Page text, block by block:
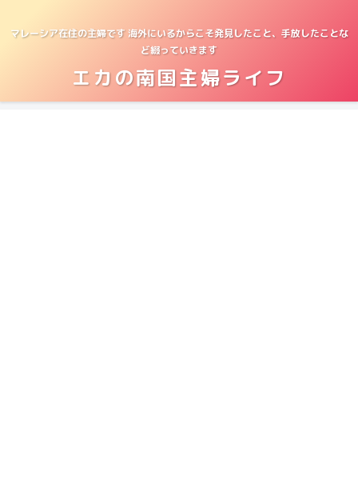
マレーシア在住の主婦です 海外にいるからこそ発見したこと、手放したことな
ど綴っていきます
エカの南国主婦ライフ